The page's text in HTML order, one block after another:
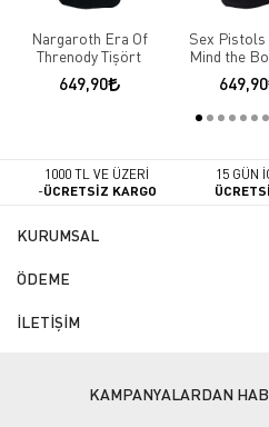
Nargaroth Era Of
Threnody Tişört
649,90
Sex Pistols
Mind the
Tişört
649,90
1000 TL VE ÜZERİ
-ÜCRETSİZ KARGO
15 GÜN
KURUMSAL
ÖDEME
İLETİŞİM
KAMPANYALARDAN